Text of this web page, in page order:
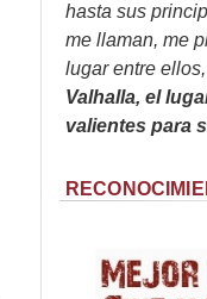
hasta sus
me llaman, me
lugar entre ellos,
Valhalla, el
valientes para